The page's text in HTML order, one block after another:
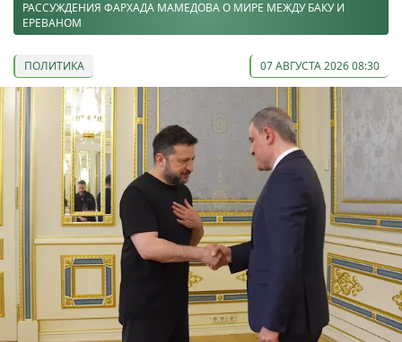
РАССУЖДЕНИЯ ФАРХАДА МАМЕДОВА О МИРЕ МЕЖДУ БАКУ И
ЕРЕВАНОМ
ПОЛИТИКА 07 АВГУСТА 2026 08:30